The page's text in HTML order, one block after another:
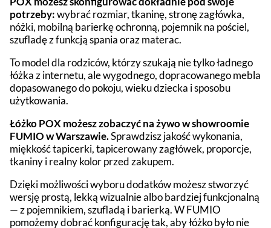
potrzeby:wybrać rozmiar, tkaninę, stronę zagłówka,
nóżki, mobilną barierkę ochronną, pojemnik na pościel,
szufladę z funkcją spania oraz materac.
To model dla rodziców, którzy szukają nie tylko ładnego
łóżka z internetu, ale wygodnego, dopracowanego mebla
dopasowanego do pokoju, wieku dziecka i sposobu
użytkowania.
Łóżko POX możesz zobaczyć na żywo w showroomie
FUMIO w Warszawie.Sprawdzisz jakość wykonania,
miękkość tapicerki, tapicerowany zagłówek, proporcje,
tkaniny i realny kolor przed zakupem.
Dzięki możliwości wyboru dodatków możesz stworzyć
wersję prostą, lekką wizualnie albo bardziej funkcjonalną
— z pojemnikiem, szufladą i barierką. W FUMIO
pomożemy dobrać konfigurację tak, aby łóżko było nie